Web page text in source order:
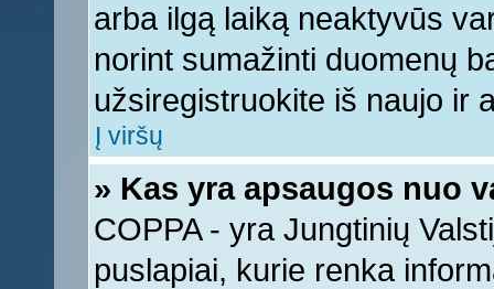
arba ilgą laiką neaktyvūs
norint sumažinti duomenų
užsiregistruokite iš naujo ir
Į viršų
» Kas yra apsaugos nuo
COPPA - yra Jungtinių
puslapiai, kurie renka